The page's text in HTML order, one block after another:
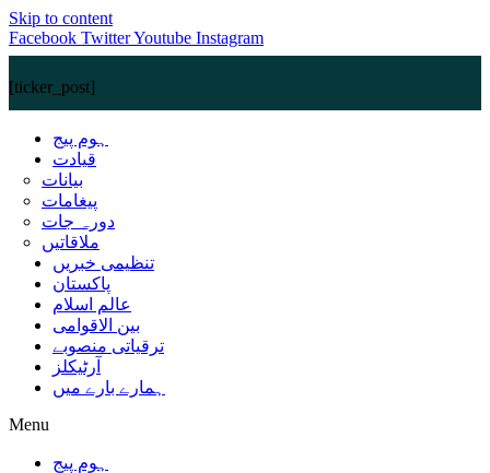
Skip to content
Facebook TwitterYoutube Instagram
[ticker_post]
ہوم پیج
قیادت
بیانات
پیغامات
دورہ جات
ملاقاتیں
تنظیمی خبریں
پاکستان
عالم اسلام
بین الاقوامی
ترقیاتی منصوبے
آرٹیکلز
ہمارے بارے میں
Menu
ہوم پیج